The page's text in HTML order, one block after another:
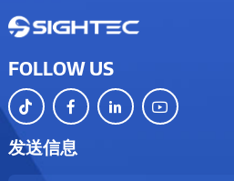
FOLLOW US
发送信息